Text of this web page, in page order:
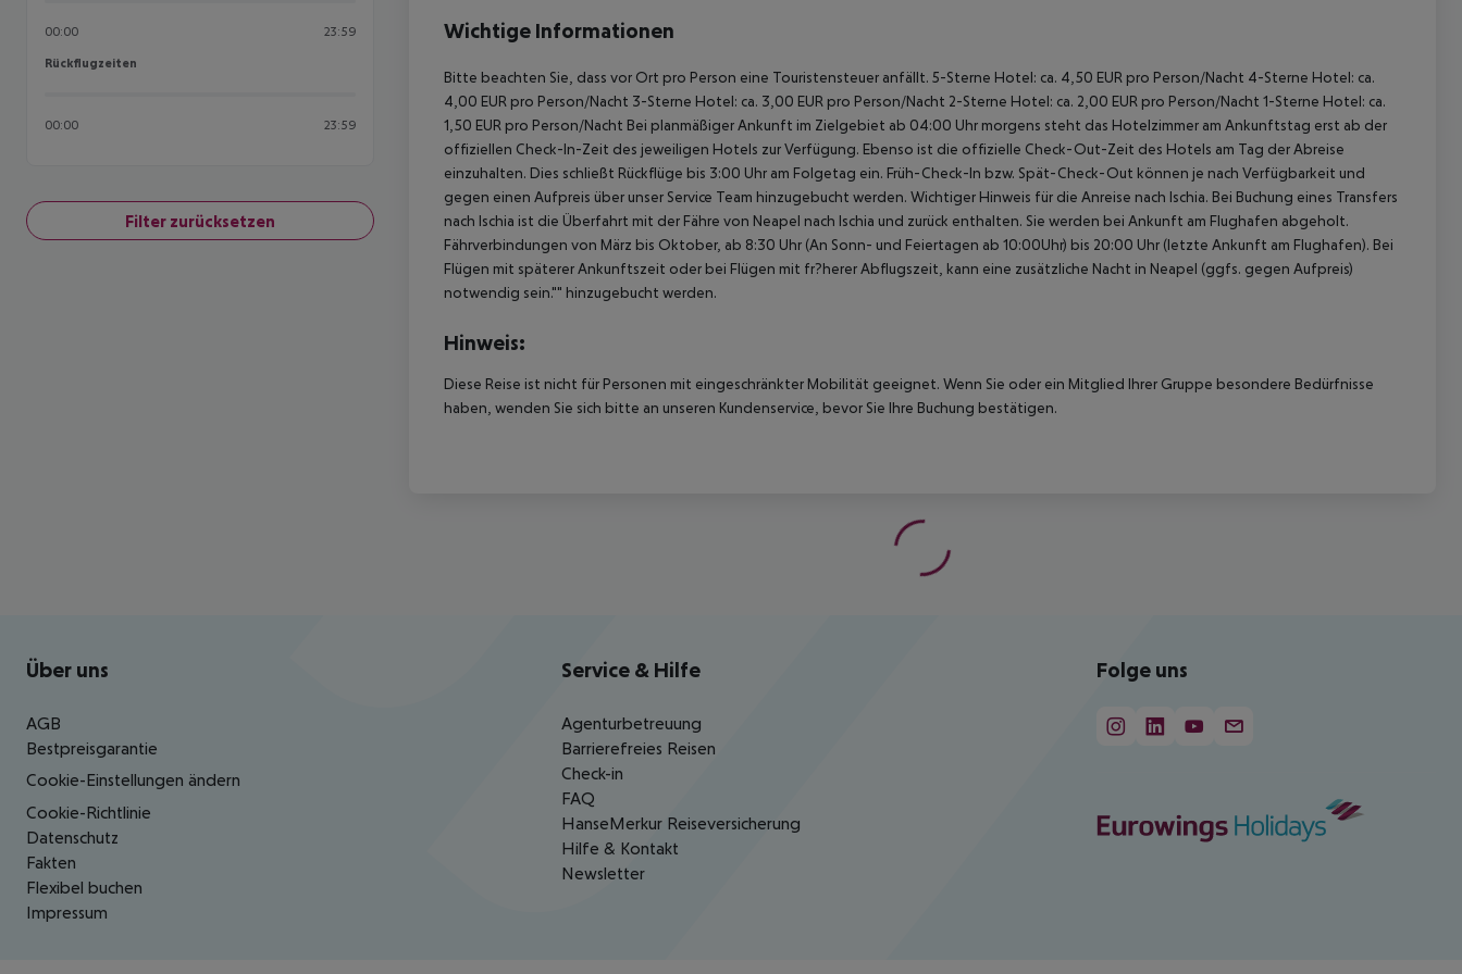
00:00 23:59
Rückflugzeiten
Rückflugzeiten
00:00 23:59
Filter zurücksetzen
Wichtige Informationen
Bitte beachten Sie, dass vor Ort pro Person eine Touristensteuer anfällt. 5-Sterne Hotel: ca. 4,50 EUR pro Person/Nacht 4-Sterne Hotel: ca.
4,00 EUR pro Person/Nacht 3-Sterne Hotel: ca. 3,00 EUR pro Person/Nacht 2-Sterne Hotel: ca. 2,00 EUR pro Person/Nacht 1-Sterne Hotel: ca.
1,50 EUR pro Person/Nacht Bei planmäßiger Ankunft im Zielgebiet ab 04:00 Uhr morgens steht das Hotelzimmer am Ankunftstag erst ab der
offiziellen Check-In-Zeit des jeweiligen Hotels zur Verfügung. Ebenso ist die offizielle Check-Out-Zeit des Hotels am Tag der Abreise
einzuhalten. Dies schließt Rückflüge bis 3:00 Uhr am Folgetag ein. Früh-Check-In bzw. Spät-Check-Out können je nach Verfügbarkeit und
gegen einen Aufpreis über unser Service Team hinzugebucht werden. Wichtiger Hinweis für die Anreise nach Ischia. Bei Buchung eines Transfers
nach Ischia ist die Überfahrt mit der Fähre von Neapel nach Ischia und zurück enthalten. Sie werden bei Ankunft am Flughafen abgeholt.
Fährverbindungen von März bis Oktober, ab 8:30 Uhr (An Sonn- und Feiertagen ab 10:00Uhr) bis 20:00 Uhr (letzte Ankunft am Flughafen). Bei
Flügen mit späterer Ankunftszeit oder bei Flügen mit fr?herer Abflugszeit, kann eine zusätzliche Nacht in Neapel (ggfs. gegen Aufpreis)
notwendig sein."" hinzugebucht werden.
Hinweis:
Diese Reise ist nicht für Personen mit eingeschränkter Mobilität geeignet. Wenn Sie oder ein Mitglied Ihrer Gruppe besondere Bedürfnisse
haben, wenden Sie sich bitte an unseren Kundenservice, bevor Sie Ihre Buchung bestätigen.
Footer navigation
Über uns
AGB
Bestpreisgarantie
Cookie-Einstellungen ändern
Cookie-Richtlinie
Datenschutz
Fakten
Flexibel buchen
Impressum
Service & Hilfe
Agenturbetreuung
Barrierefreies Reisen
Check-in
FAQ
HanseMerkur Reiseversicherung
Hilfe & Kontakt
Newsletter
Folge uns